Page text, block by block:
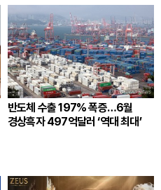
반도체 수출 197% 폭증…6월
경상흑자 497억달러 ‘역대 최대’